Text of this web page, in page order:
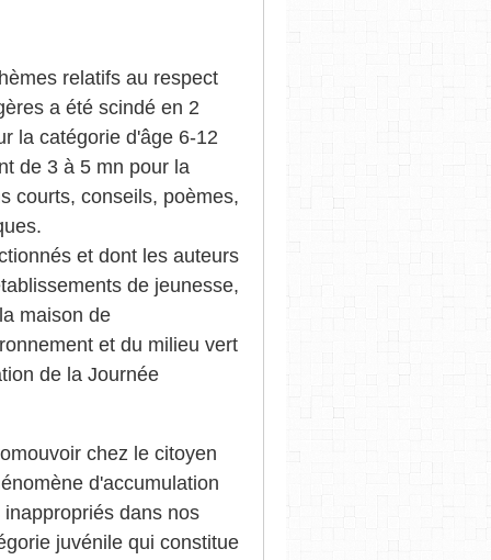
relatifs au respect
a été scindé en 2
la catégorie d'âge 6-12
de 3 à 5 mn pour la
courts, conseils, poèmes,
et dont les auteurs
de jeunesse,
maison de
et du milieu vert
de la Journée
chez le citoyen
d'accumulation
dans nos
juvénile qui constitue